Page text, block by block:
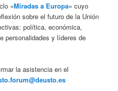
«Miradas a Europa» cuyo
sobre el futuro de la Unión
política, económica,
personalidades y líderes de
la asistencia en el